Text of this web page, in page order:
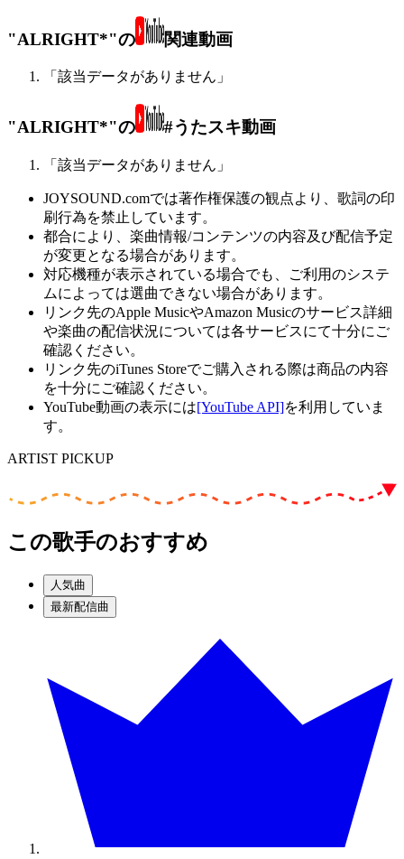
"ALRIGHT*"の 関連動画
「該当データがありません」
"ALRIGHT*"の #うたスキ動画
「該当データがありません」
JOYSOUND.comでは著作権保護の観点より、歌詞の印
刷行為を禁止しています。
都合により、楽曲情報/コンテンツの内容及び配信予定
が変更となる場合があります。
対応機種が表示されている場合でも、ご利用のシステ
ムによっては選曲できない場合があります。
リンク先のApple MusicやAmazon Musicのサービス詳細
や楽曲の配信状況については各サービスにて十分にご
確認ください。
リンク先のiTunes Storeでご購入される際は商品の内容
を十分にご確認ください。
YouTube動画の表示には[YouTube API]を利用していま
す。
ARTIST PICKUP
この歌手のおすすめ
人気曲
最新配信曲